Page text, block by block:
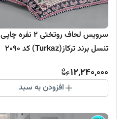
سرویس لحاف روتختی 2 نفره چاپی
تنسل برند ترکاز(Turkaz) کد 2090
12,240,000
افزودن به سبد